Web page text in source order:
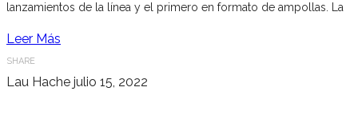
lanzamientos de la línea y el primero en formato de ampollas. La
Leer Más
SHARE
Lau Hache julio 15, 2022